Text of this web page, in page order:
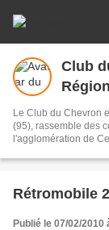
Club
Le Club du Chevron
(95), rassemble des
l'agglomération de
Rétromobile
Publié le 07/02/2010